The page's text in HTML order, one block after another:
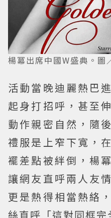
楊冪出席中國W盛典。圖
活動當晚迪麗熱巴
起身打招呼，甚至
動作親密自然，隨
禮服是上窄下寬，
襬差點被絆倒，楊
讓網友直呼兩人友
更是熱得相當熱絡
絲直呼「這對同框完